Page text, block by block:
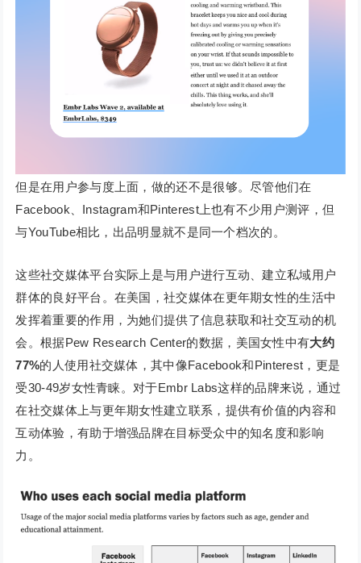
但是在用户参与度上面，做的还不是很够。尽管他们在
Facebook、Instagram和Pinterest上也有不少用户测评，但
与YouTube相比，出品明显就不是同一个档次的。
这些社交媒体平台实际上是与用户进行互动、建立私域用户
群体的良好平台。在美国，社交媒体在更年期女性的生活中
发挥着重要的作用，为她们提供了信息获取和社交互动的机
会。根据Pew Research Center的数据，美国女性中有大约
77%的人使用社交媒体，其中像Facebook和Pinterest，更是
受30-49岁女性青睐。对于Embr Labs这样的品牌来说，通过
在社交媒体上与更年期女性建立联系，提供有价值的内容和
互动体验，有助于增强品牌在目标受众中的知名度和影响
力。